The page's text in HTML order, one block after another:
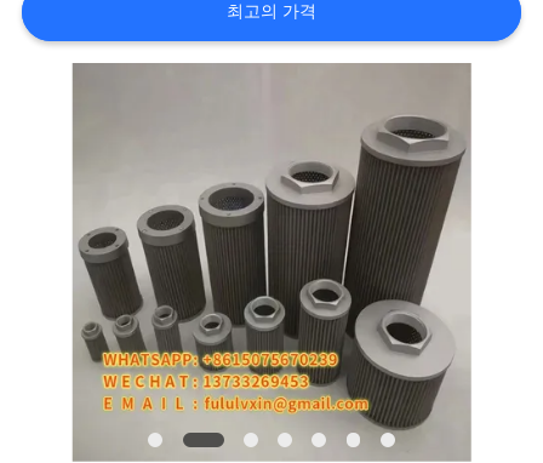
공
최고의 가격